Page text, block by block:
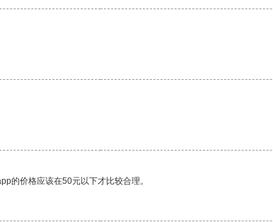
的价格应该在50元以下才比较合理。